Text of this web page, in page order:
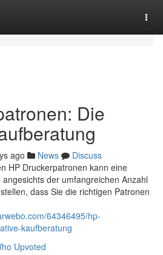
Die
ago News
Discuss
HP Druckerpatronen kann eine
der umfangreichen Anzahl
dass Sie die richtigen Patronen
64346495/hp-
kaufberatung
Upvoted